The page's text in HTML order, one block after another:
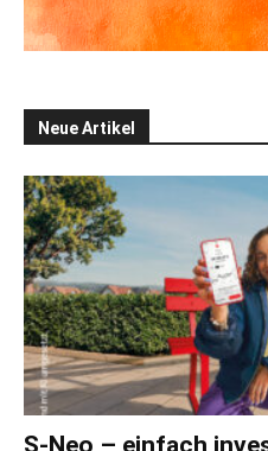
Neue Artikel
S-Neo – einfach